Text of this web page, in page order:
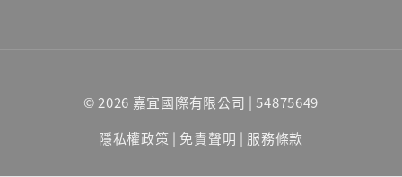
© 2026 嘉宜國際有限公司 | 54875649
隱私權政策 | 免責聲明 | 服務條款